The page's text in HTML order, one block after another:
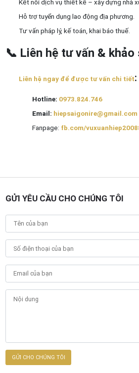
Kết nối dịch vụ thiết kế – xây dựng nhà
Hỗ trợ tuyển dụng lao động địa phương.
Tư vấn pháp lý, kế toán, khai báo thuế.
📞 Liên hệ tư vấn &
Liên hệ ngay để được tư vấn chi tiết:
Hotline: 0973.824.746
Email: hiepsaigonire@gmail.com
Fanpage: fb.com/
GỬI YÊU CẦU CHO CHÚNG TÔI